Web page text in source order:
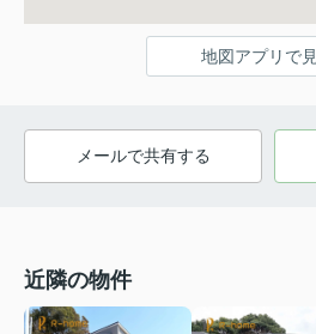
地図アプリで
メールで共有する
近隣の物件